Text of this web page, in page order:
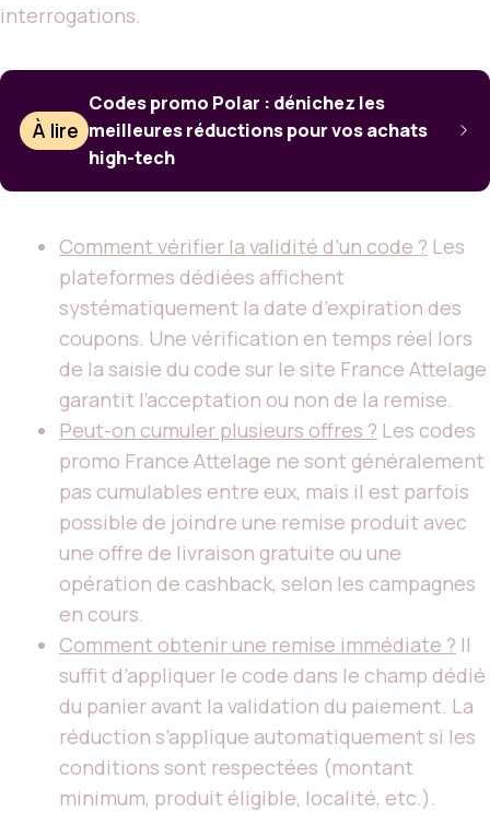
interrogations.
À lire
Codes promo Polar : dénichez les
meilleures réductions pour vos achats
high-tech
Comment vérifier la validité d’un code ? Les
plateformes dédiées affichent
systématiquement la date d’expiration des
coupons. Une vérification en temps réel lors
de la saisie du code sur le site France Attelage
garantit l’acceptation ou non de la remise.
Peut-on cumuler plusieurs offres ? Les codes
promo France Attelage ne sont généralement
pas cumulables entre eux, mais il est parfois
possible de joindre une remise produit avec
une offre de livraison gratuite ou une
opération de cashback, selon les campagnes
en cours.
Comment obtenir une remise immédiate ? Il
suffit d’appliquer le code dans le champ dédié
du panier avant la validation du paiement. La
réduction s’applique automatiquement si les
conditions sont respectées (montant
minimum, produit éligible, localité, etc.).